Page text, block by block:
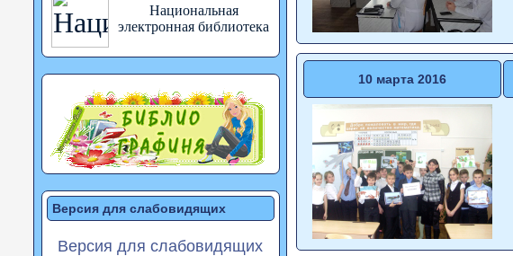
Национальная
электронная библиотека
Версия для слабовидящих
Версия для слабовидящих
10 марта 2016